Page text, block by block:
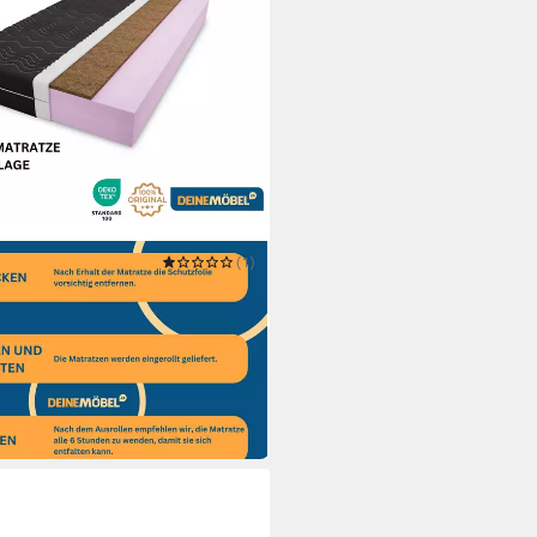
Kaltschaum-Matratze mit
(1)